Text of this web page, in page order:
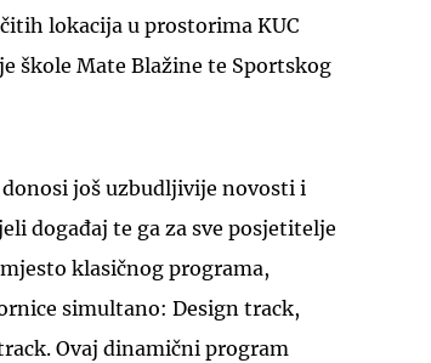
lokacija u prostorima KUC
škole Mate Blažine te Sportskog
još uzbudljivije novosti i
događaj te ga za sve posjetitelje
klasičnog programa,
simultano: Design track,
Ovaj dinamični program
UKLJUČITE NOTIFIKACIJE